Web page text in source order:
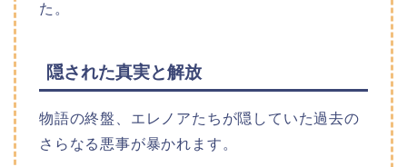
た。
隠された真実と解放
物語の終盤、エレノアたちが隠していた過去の
さらなる悪事が暴かれます。